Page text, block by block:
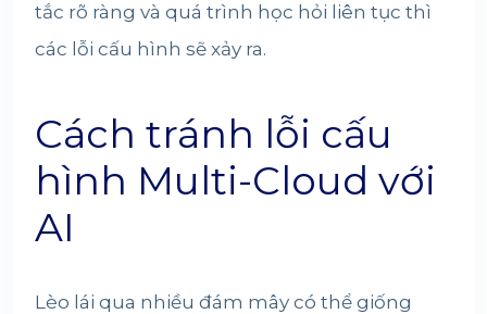
tắc rõ ràng và quá trình học hỏi liên tục thì
các lỗi cấu hình sẽ xảy ra.
Cách tránh lỗi cấu
hình Multi-Cloud với
AI
Lèo lái qua nhiều đám mây có thể giống